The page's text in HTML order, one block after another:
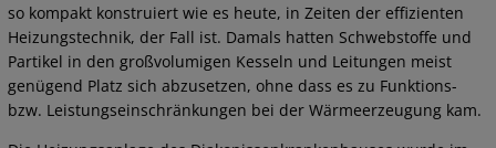
so kompakt konstruiert wie es heute, in Zeiten der effizienten
Heizungstechnik, der Fall ist. Damals hatten Schwebstoffe und
Partikel in den großvolumigen Kesseln und Leitungen meist
genügend Platz sich abzusetzen, ohne dass es zu Funktions-
bzw. Leistungseinschränkungen bei der Wärmeerzeugung kam.